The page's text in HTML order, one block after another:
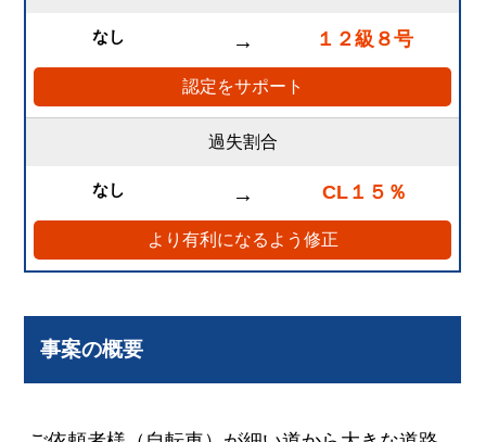
なし → １２級８号
認定をサポート
過失割合
なし → CL１５％
より有利になるよう修正
事案の概要